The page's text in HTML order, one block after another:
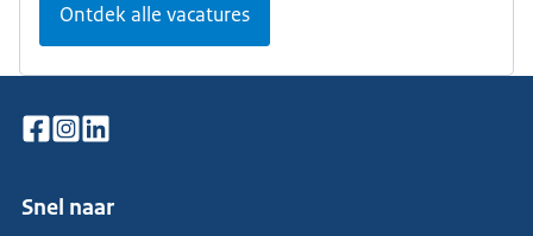
Ontdek alle vacatures
Snel naar